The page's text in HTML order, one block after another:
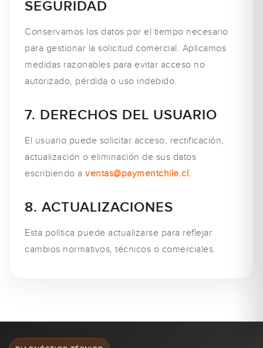
SEGURIDAD
Conservamos los datos por el tiempo necesario
para gestionar la solicitud comercial. Aplicamos
medidas razonables para evitar acceso no
autorizado, pérdida o uso indebido.
7. DERECHOS DEL USUARIO
El usuario puede solicitar acceso, rectificación,
actualización o eliminación de sus datos
escribiendo a ventas@paymentchile.cl.
8. ACTUALIZACIONES
Esta política puede actualizarse para reflejar
cambios normativos, técnicos o comerciales.